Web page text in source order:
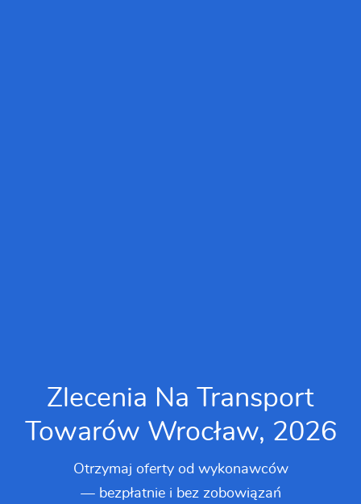
Zlecenia Na Transport
Towarów Wrocław, 2026
Otrzymaj oferty od wykonawców
— bezpłatnie i bez zobowiązań